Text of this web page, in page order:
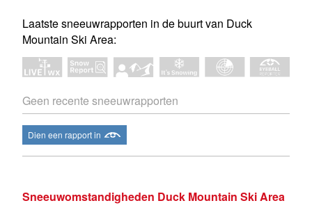
Laatste sneeuwrapporten in de buurt van Duck
Mountain Ski Area:
Geen recente sneeuwrapporten
Dien een rapport in
Sneeuwomstandigheden Duck Mountain Ski Area